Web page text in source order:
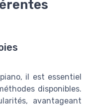
il est essentiel
disponibles.
avantageant